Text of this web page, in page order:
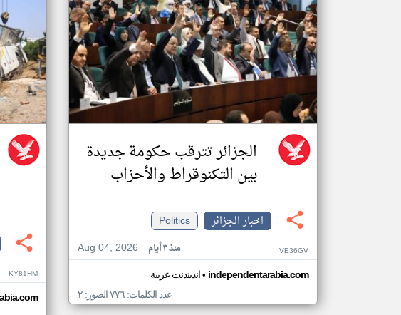
الجزائر تترقب حكومة جديدة
بين التكنوقراط والأحزاب
اخبار الجزائر
Politics
Aug 04, 2026
منذ ٣ أيام VE36GV
اندبندنت عربية• independentarabia.com
عدد الكلمات: ٧٧٦ الصور: ٢
KY81HM